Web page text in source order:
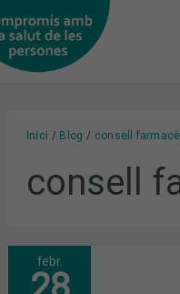
Inici Blog consell
consell
febr.
QUÈ
CAL